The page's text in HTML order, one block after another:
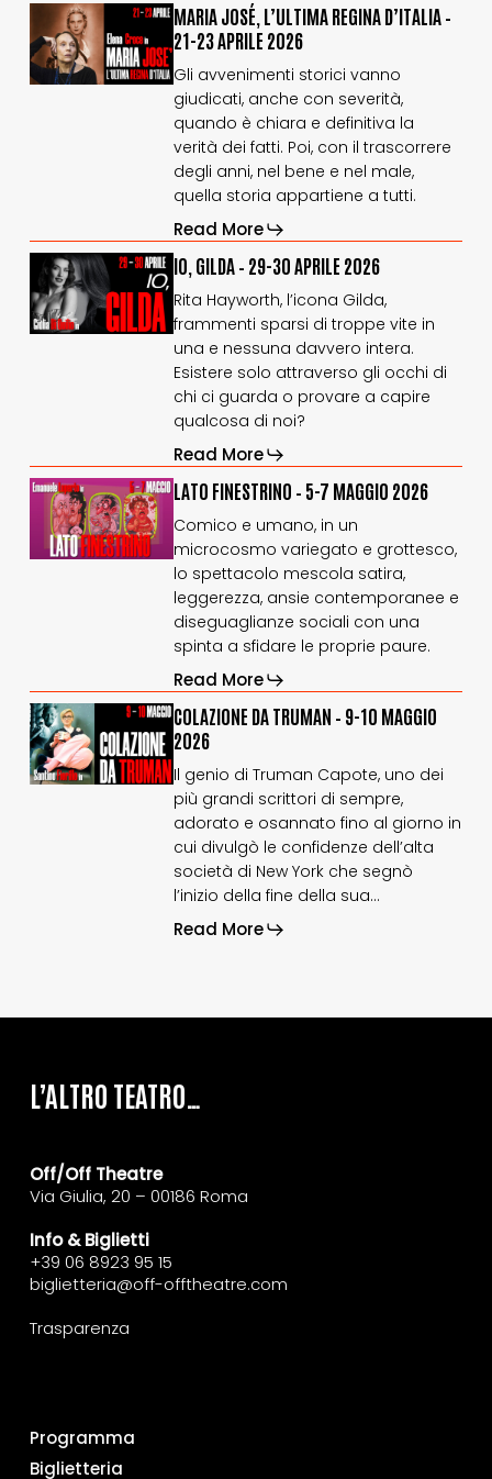
MARIA
JOSÉ,
L’ULTIMA
REGINA
MARIA
JOSÉ,
L’ULTIMA
REGINA
D’ITALIA
–
21-
23
aprile
2026
MARIA JOSÉ, L’ULTIMA REGINA D’ITALIA –
21-23 APRILE 2026
Gli avvenimenti storici vanno
giudicati, anche con severità,
quando è chiara e definitiva la
verità dei fatti. Poi, con il trascorrere
degli anni, nel bene e nel male,
quella storia appartiene a tutti.
Read More
GILDA
–
29-
IO,
GILDA
–
29-
30
aprile
2026
IO, GILDA – 29-30 APRILE 2026
Rita Hayworth, l’icona Gilda,
frammenti sparsi di troppe vite in
una e nessuna davvero intera.
Esistere solo attraverso gli occhi di
chi ci guarda o provare a capire
qualcosa di noi?
Read More
LATO
FINESTRINO
5-
LATO
–
5-
7
maggio
2026
LATO FINESTRINO – 5-7 MAGGIO 2026
Comico e umano, in un
microcosmo variegato e grottesco,
lo spettacolo mescola satira,
leggerezza, ansie contemporanee e
diseguaglianze sociali con una
spinta a sfidare le proprie paure.
Read More
COLAZIONE
DA
TRUMAN
–
COLAZIONE
DA
TRUMAN
–
9-
10
maggio
2026
COLAZIONE DA TRUMAN – 9-10 MAGGIO
2026
Il genio di Truman Capote, uno dei
più grandi scrittori di sempre,
adorato e osannato fino al giorno in
cui divulgò le confidenze dell’alta
società di New York che segnò
l’inizio della fine della sua…
Read More
L’ALTRO TEATRO…
Off/Off Theatre
Via Giulia, 20 – 00186 Roma
Info & Biglietti
+39 06 8923 95 15
biglietteria@off-offtheatre.com
Trasparenza
Programma
Biglietteria